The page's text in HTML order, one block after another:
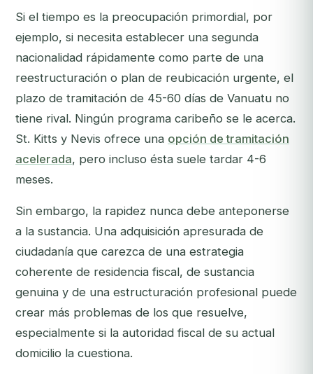
Si el tiempo es la preocupación primordial, por
ejemplo, si necesita establecer una segunda
nacionalidad rápidamente como parte de una
reestructuración o plan de reubicación urgente, el
plazo de tramitación de 45-60 días de Vanuatu no
tiene rival. Ningún programa caribeño se le acerca.
St. Kitts y Nevis ofrece una opción de tramitación
acelerada, pero incluso ésta suele tardar 4-6
meses.
Sin embargo, la rapidez nunca debe anteponerse
a la sustancia. Una adquisición apresurada de
ciudadanía que carezca de una estrategia
coherente de residencia fiscal, de sustancia
genuina y de una estructuración profesional puede
crear más problemas de los que resuelve,
especialmente si la autoridad fiscal de su actual
domicilio la cuestiona.